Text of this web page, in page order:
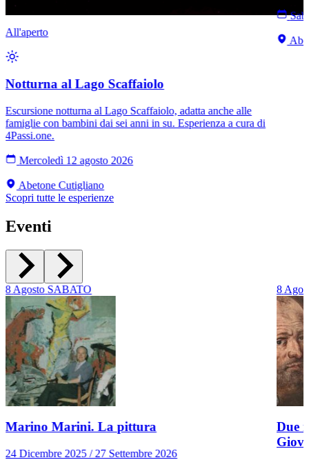
All'aperto
Notturna al Lago Scaffaiolo
Escursione notturna al Lago Scaffaiolo, adatta anche alle
famiglie con bambini dai sei anni in su. Esperienza a cura di
4Passi.one.
Mercoledì 12 agosto 2026
Abetone Cutigliano
Scopri tutte le esperienze
Eventi
8Agosto SABATO
Marino Marini. La pittura
24 Dicembre 2025 / 27 Settembre 2026
8
Due